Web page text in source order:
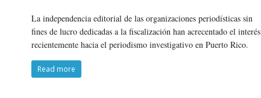
La independencia editorial de las organizaciones periodísticas sin
fines de lucro dedicadas a la fiscalización han acrecentado el interés
recientemente hacia el periodismo investigativo en Puerto Rico.
Read more